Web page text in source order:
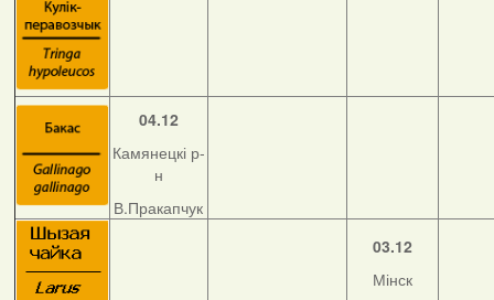
04.12
Камянецкі р-
н
В.Пракапчук
03.12
Мінск